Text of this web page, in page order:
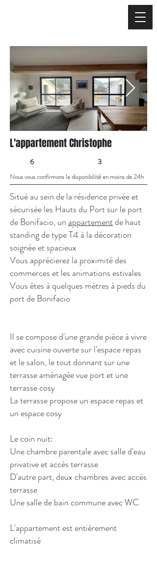
L'appartement Christophe
6 3
Nous vous confirmons la disponibilité en moins de 24h
Situé au sein de la résidence privée et
sécurisée les Hauts du Port sur le port
de Bonifacio, un appartementde haut
standing de type T4 à la décoration
soignée et spacieux
Vous apprécierez la proximité des
commerces et les animations estivales
Vous êtes à quelques mètres à pieds du
port de Bonifacio
Il se compose d'une grande pièce à vivre
avec cuisine ouverte sur l'espace repas
et le salon, le tout donnant sur une
terrasse aménagée vue port et une
terrasse cosy
La terrasse propose un espace repas et
un espace cosy
Le coin nuit:
Une chambre parentale avec salle d'eau
privative et accès terrasse
D'autre part, deux chambres avec accès
terrasse
Une salle de bain commune avec WC
L'appartement est entièrement
climatisé